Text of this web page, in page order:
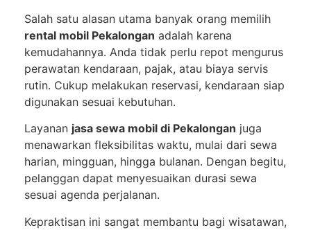
Salah satu alasan utama banyak orang memilih
rental mobil Pekalongan adalah karena
kemudahannya. Anda tidak perlu repot mengurus
perawatan kendaraan, pajak, atau biaya servis
rutin. Cukup melakukan reservasi, kendaraan siap
digunakan sesuai kebutuhan.
Layanan jasa sewa mobil di Pekalongan juga
menawarkan fleksibilitas waktu, mulai dari sewa
harian, mingguan, hingga bulanan. Dengan begitu,
pelanggan dapat menyesuaikan durasi sewa
sesuai agenda perjalanan.
Kepraktisan ini sangat membantu bagi wisatawan,